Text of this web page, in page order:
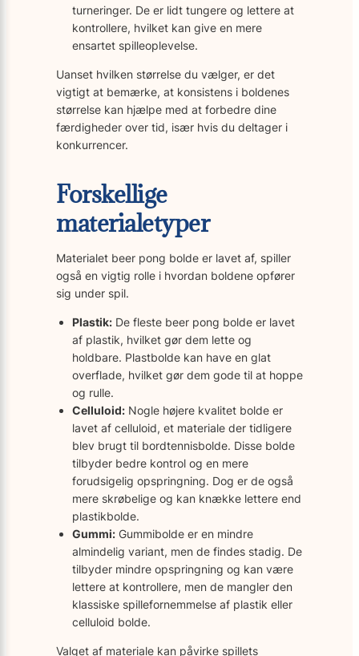
turneringer. De er lidt tungere og lettere at
kontrollere, hvilket kan give en mere
ensartet spilleoplevelse.
Uanset hvilken størrelse du vælger, er det
vigtigt at bemærke, at konsistens i boldenes
størrelse kan hjælpe med at forbedre dine
færdigheder over tid, især hvis du deltager i
konkurrencer.
Forskellige
materialetyper
Materialet beer pong bolde er lavet af, spiller
også en vigtig rolle i hvordan boldene opfører
sig under spil.
Plastik: De fleste beer pong bolde er lavet
af plastik, hvilket gør dem lette og
holdbare. Plastbolde kan have en glat
overflade, hvilket gør dem gode til at hoppe
og rulle.
Celluloid: Nogle højere kvalitet bolde er
lavet af celluloid, et materiale der tidligere
blev brugt til bordtennisbolde. Disse bolde
tilbyder bedre kontrol og en mere
forudsigelig opspringning. Dog er de også
mere skrøbelige og kan knække lettere end
plastikbolde.
Gummi: Gummibolde er en mindre
almindelig variant, men de findes stadig. De
tilbyder mindre opspringning og kan være
lettere at kontrollere, men de mangler den
klassiske spillefornemmelse af plastik eller
celluloid bolde.
Valget af materiale kan påvirke spillets